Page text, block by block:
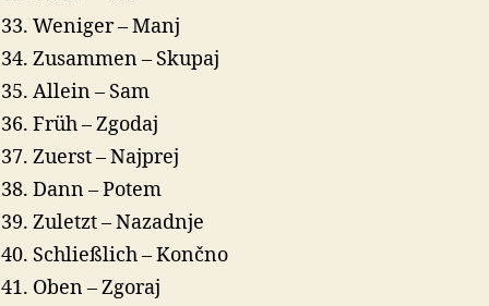
Weniger – Manj
Zusammen – Skupaj
Allein – Sam
Früh – Zgodaj
Zuerst – Najprej
Dann – Potem
Zuletzt – Nazadnje
Schließlich – Končno
Oben – Zgoraj